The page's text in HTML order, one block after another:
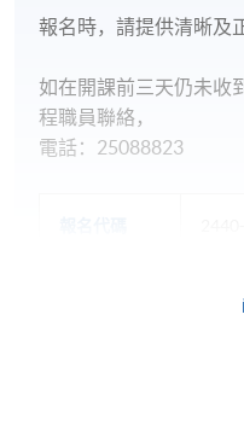
報名時，請提供清晰及
如在開課前三天仍未收
程職員聯絡，
電話：25088823